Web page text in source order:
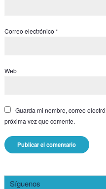
Correo electrónico *
Web
Guarda mi nombre, correo
próxima vez que comente.
Síguenos